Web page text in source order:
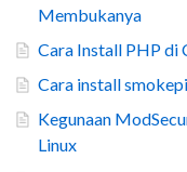
Membukanya
Cara Install PHP di
Cara install
Kegunaan
Linux